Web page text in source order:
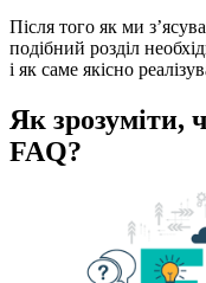
Після того як ми
подібний розділ
і як саме якісно
Як зрозуміти,
FAQ?